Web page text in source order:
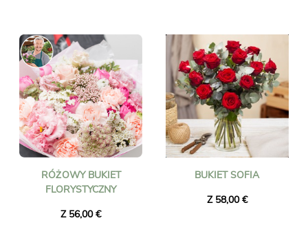
RÓŻOWY BUKIET
FLORYSTYCZNY
Z 56,00 €
BUKIET SOFIA
Z 58,00 €